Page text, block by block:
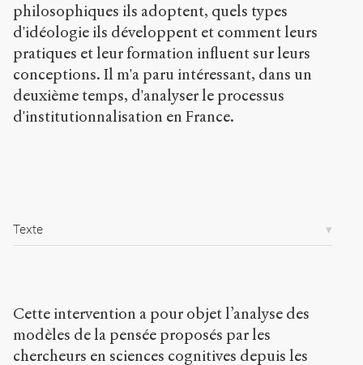
i
c
.
r
g
/
e
s
/
Copier la
référence
philosophiques ils adoptent, quels types
d'idéologie ils développent et comment leurs
pratiques et leur formation influent sur leurs
conceptions. Il m'a paru intéressant, dans un
deuxième temps, d'analyser le processus
d'institutionnalisation en France.
Texte
Cette intervention a pour objet l’analyse des
modèles de la pensée proposés par les
chercheurs en sciences cognitives depuis les